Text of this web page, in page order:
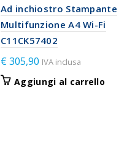
Ad inchiostro Stampante
Multifunzione A4 Wi-Fi
C11CK57402
€305,90 IVA inclusa
Aggiungi al carrello